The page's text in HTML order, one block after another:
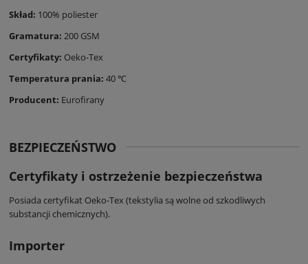
Skład: 100% poliester
Gramatura: 200 GSM
Certyfikaty: Oeko-Tex
Temperatura prania: 40 ℃
Producent: Eurofirany
BEZPIECZEŃSTWO
Certyfikaty i ostrzeżenie bezpieczeństwa
Posiada certyfikat Oeko-Tex (tekstylia są wolne od szkodliwych
substancji chemicznych).
Importer